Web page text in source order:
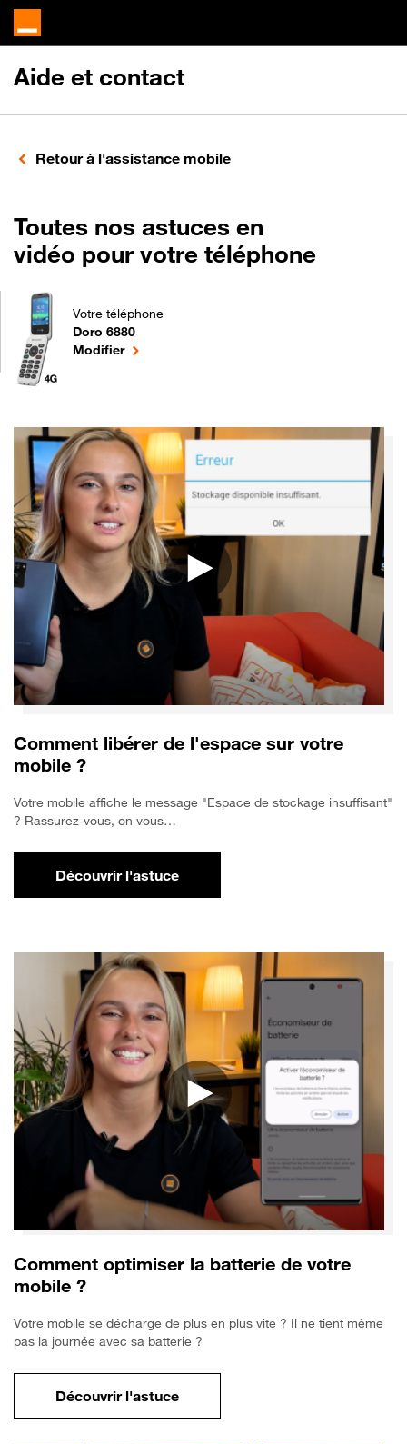
Aide et contact
Retour à l'assistance mobile
Toutes nos astuces en
vidéo pour votre téléphone
Votre téléphone
Doro 6880
Toutes nos astuces en vidéo pour votre téléphone
Modifierle téléphone sélectionné
Comment libérer de l'espace sur votre
mobile ?
Votre mobile affiche le message "Espace de stockage insuffisant"
? Rassurez-vous, on vous…
Découvrir l'astucepour Comment libérer de l'espace sur
Comment optimiser la batterie de votre
mobile ?
Votre mobile se décharge de plus en plus vite ? Il ne tient même
pas la journée avec sa batterie ?
Découvrir l'astucepour Comment optimiser la batterie de